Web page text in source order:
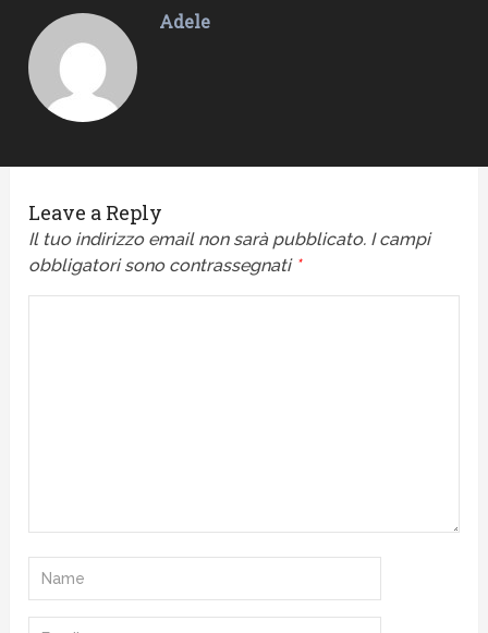
Adele
Leave a Reply
Il tuo indirizzo email non sarà pubblicato. I campi
obbligatori sono contrassegnati *